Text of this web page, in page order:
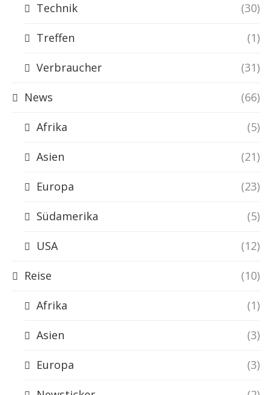
Technik (30)
Treffen (1)
Verbraucher (31)
News (66)
Afrika (5)
Asien (21)
Europa (23)
Südamerika (5)
USA (12)
Reise (10)
Afrika (1)
Asien (3)
Europa (3)